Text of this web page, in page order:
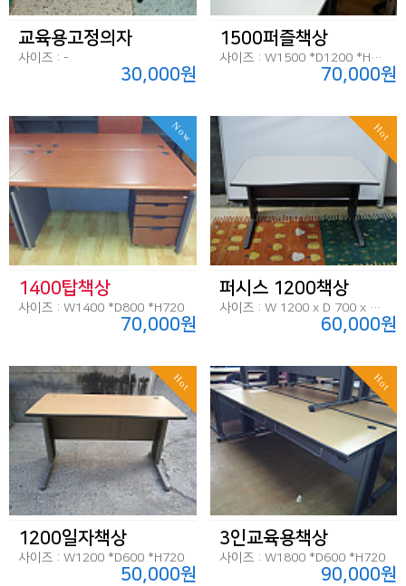
교육용고정의자
사이즈 : -
30,000원
1500퍼즐책상
사이즈 : W1500 *D1200 *H720
70,000원
Now
1400탑책상
사이즈 : W1400 *D800 *H720
70,000원
Hot
퍼시스 1200책상
사이즈 : W 1200 x D 700 x H 720
60,000원
Hot
1200일자책상
사이즈 : W1200 *D600 *H720
50,000원
Hot
3인교육용책상
사이즈 : W1800 *D600 *H720
90,000원